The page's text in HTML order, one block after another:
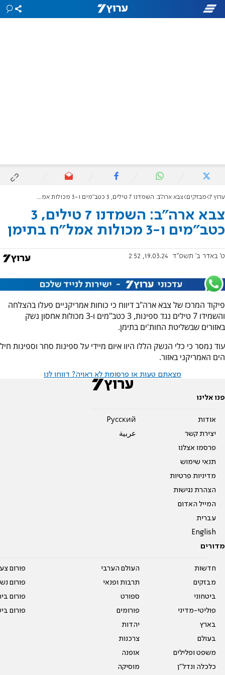
ערוץ 7 מבזקים צבא ארה"ב: השמדנו 7 טילים, 3 כטב"מים ו-3 מכולות אמל"ח בתימן
צבא ארה"ב: השמדנו 7 טילים, 3
כטב"מים ו-3 מכולות אמל"ח בתימן
ט' באדר ב׳ תשפ"ד 19.03.24, 2:52
פיקוד המרכז של צבא ארה"ב דיווח כי כוחות אמריקניים פעלו בהצלחה
והשמידו 7 טילים נגד ספינות, 3 כטב"מים ו-3 מכולות אחסון נשק
באזורים שבשליטת החות'ים בתימן.
עוד נמסר כי כלי הנשק הללו היוו איום מיידי על ספינות סחר וספינות חיל
הים האמריקני באזור.
מצאתם טעות או פרסומת לא ראויה? דווחו לנו
פנו אלינו
אודות
יצירת קשר
פרסמו אצלנו
תנאי שימוש
מדיניות פרטיות
הצהרת נגישות
המייל האדום
עברית
English
Pусский
عربية
מדורים
חדשות
מבזקים
ביטחוני
פוליטי-מדיני
בארץ
בעולם
משפט ופלילים
כלכלה ונדל"ן
העולם הערבי
תרבות ופנאי
ספורט
פורומים
יהדות
צרכנות
אופנה
מוסיקה
פורום
פורום
פורום
פורום